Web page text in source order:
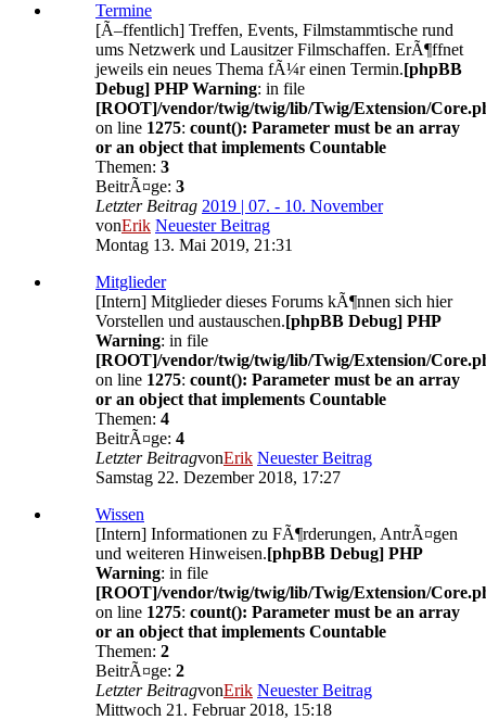
Termine
[Ã–ffentlich] Treffen, Events, Filmstammtische rund
ums Netzwerk und Lausitzer Filmschaffen. ErÃ¶ffnet
jeweils ein neues Thema fÃ¼r einen Termin.[phpBB
Debug] PHP Warning: in file
[ROOT]/vendor/twig/twig/lib/Twig/Extension/
on line 1275: count(): Parameter must be an array
or an object that implements Countable
Themen: 3
BeitrÃ¤ge: 3
Letzter Beitrag 2019 | 07. - 10. November
vonErik Neuester Beitrag
Montag 13. Mai 2019, 21:31
Mitglieder
[Intern] Mitglieder dieses Forums kÃ¶nnen sich hier
Vorstellen und austauschen.[phpBB Debug] PHP
Warning: in file
[ROOT]/vendor/twig/twig/lib/Twig/Extension/
on line 1275: count(): Parameter must be an array
or an object that implements Countable
Themen: 4
BeitrÃ¤ge: 4
Letzter BeitragvonErik Neuester Beitrag
Samstag 22. Dezember 2018, 17:27
Wissen
[Intern] Informationen zu FÃ¶rderungen, AntrÃ¤gen
und weiteren Hinweisen.[phpBB Debug] PHP
Warning: in file
[ROOT]/vendor/twig/twig/lib/Twig/Extension/
on line 1275: count(): Parameter must be an array
or an object that implements Countable
Themen: 2
BeitrÃ¤ge: 2
Letzter BeitragvonErik Neuester Beitrag
Mittwoch 21. Februar 2018, 15:18